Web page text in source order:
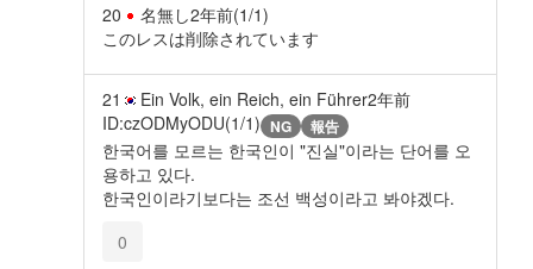
20 名無し2年前(1/1)
このレスは削除されています
21 Ein Volk, ein Reich, ein Führer2年前
ID:czODMyODU(1/1) NG 報告
한국어를 모르는 한국인이 "진실"이라는 단어를 오
용하고 있다.
한국인이라기보다는 조선 백성이라고 봐야겠다.
0